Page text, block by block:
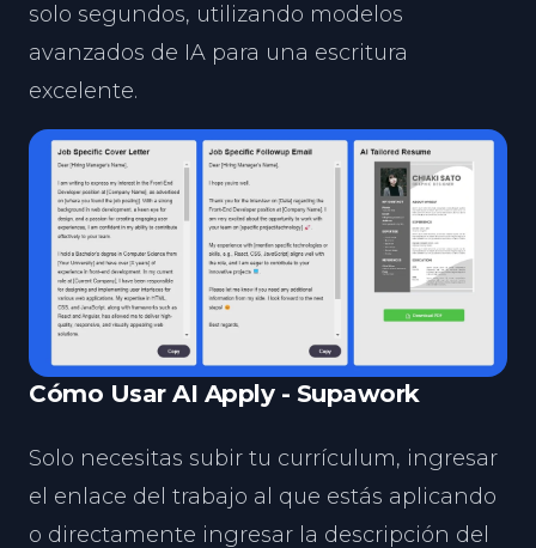
solo segundos, utilizando modelos
avanzados de IA para una escritura
excelente.
Cómo Usar AI Apply - Supawork
Solo necesitas subir tu currículum, ingresar
el enlace del trabajo al que estás aplicando
o directamente ingresar la descripción del